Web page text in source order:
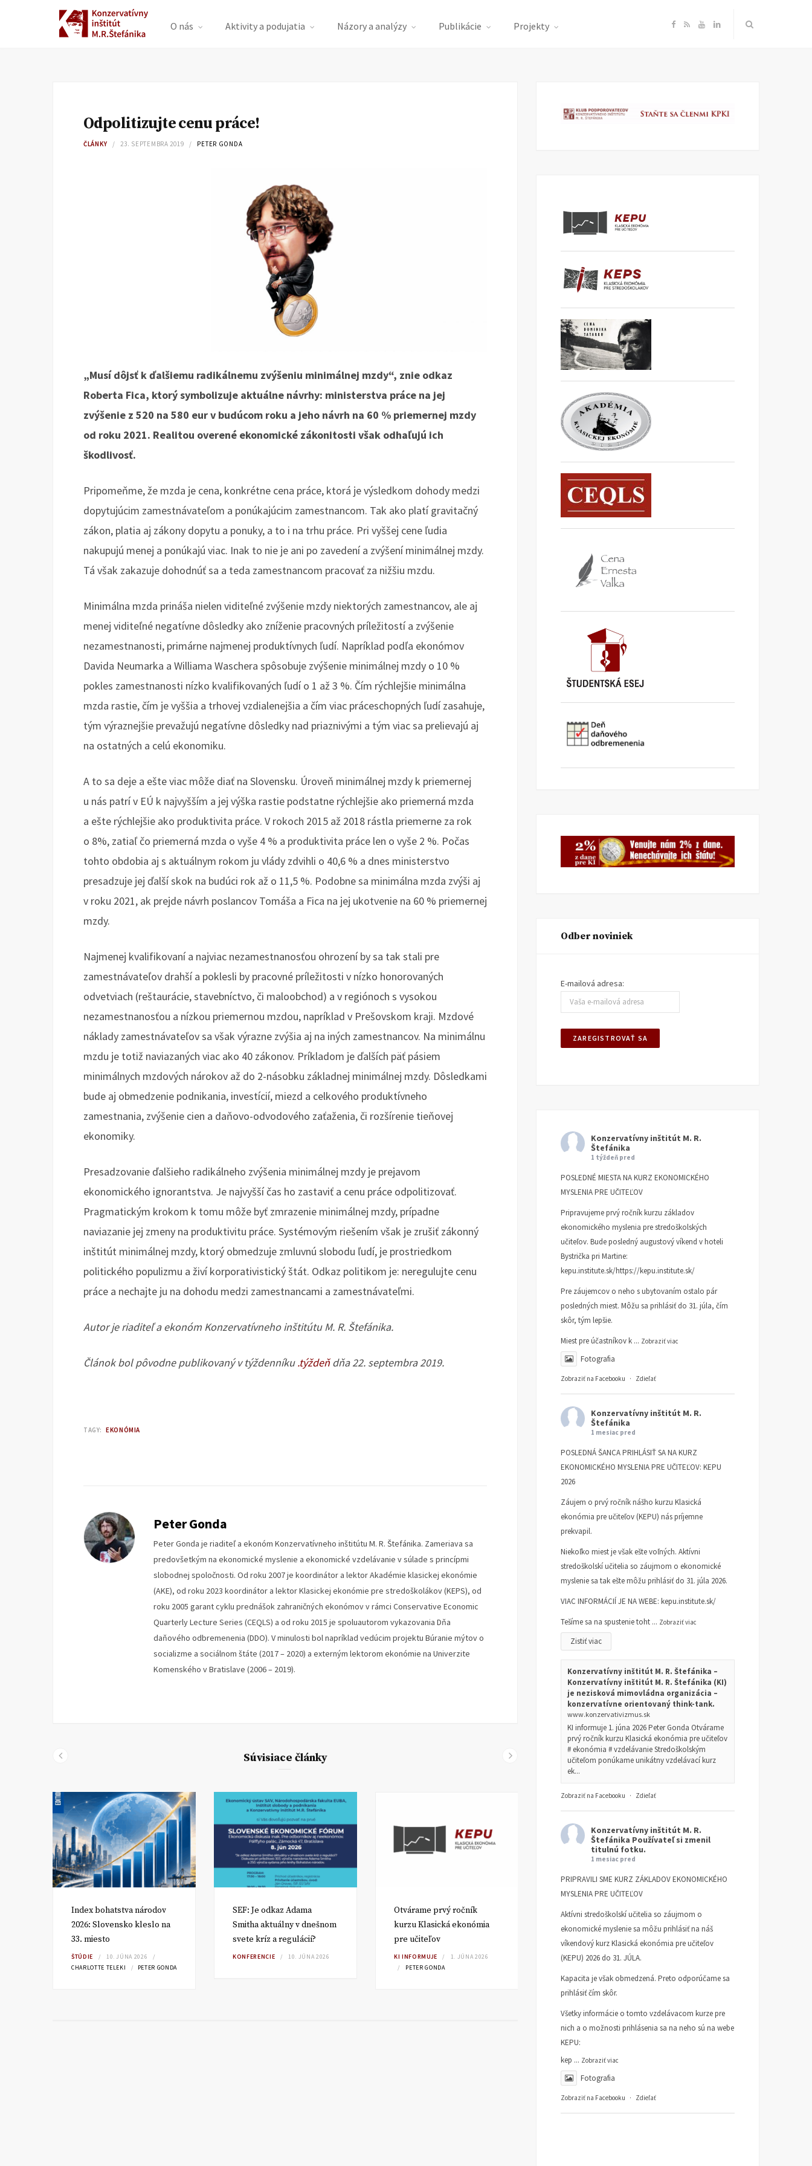
O nás Aktivity a podujatia Názory a analýzy Publikácie Projekty F
e
R Y
T
L
k
Odpolitizujte cenu práce!
ČLÁNKY 23. SEPTEMBRA 2019 PETER GONDA
„Musí dôjsť k ďalšiemu radikálnemu zvýšeniu minimálnej mzdy“, znie odkaz
Roberta Fica, ktorý symbolizuje aktuálne návrhy: ministerstva práce na jej
zvýšenie z 520 na 580 eur v budúcom roku a jeho návrh na 60 % priemernej mzdy
od roku 2021. Realitou overené ekonomické zákonitosti však odhaľujú ich
škodlivosť.
Pripomeňme, že mzda je cena, konkrétne cena práce, ktorá je výsledkom dohody medzi
dopytujúcim zamestnávateľom a ponúkajúcim zamestnancom. Tak ako platí gravitačný
zákon, platia aj zákony dopytu a ponuky, a to i na trhu práce. Pri vyššej cene ľudia
nakupujú menej a ponúkajú viac. Inak to nie je ani po zavedení a zvýšení minimálnej mzdy.
Tá však zakazuje dohodnúť sa a teda zamestnancom pracovať za nižšiu mzdu.
Minimálna mzda prináša nielen viditeľné zvýšenie mzdy niektorých zamestnancov, ale aj
menej viditeľné negatívne dôsledky ako zníženie pracovných príležitostí a zvýšenie
nezamestnanosti, primárne najmenej produktívnych ľudí. Napríklad podľa ekonómov
Davida Neumarka a Williama Waschera spôsobuje zvýšenie minimálnej mzdy o 10 %
pokles zamestnanosti nízko kvalifikovaných ľudí o 1 až 3 %. Čím rýchlejšie minimálna
mzda rastie, čím je vyššia a trhovej vzdialenejšia a čím viac práceschopných ľudí zasahuje,
tým výraznejšie prevažujú negatívne dôsledky nad priaznivými a tým viac sa prelievajú aj
na ostatných a celú ekonomiku.
A to sa deje a ešte viac môže diať na Slovensku. Úroveň minimálnej mzdy k priemernej
u nás patrí v EÚ k najvyšším a jej výška rastie podstatne rýchlejšie ako priemerná mzda
a ešte rýchlejšie ako produktivita práce. V rokoch 2015 až 2018 rástla priemerne za rok
o 8%, zatiaľ čo priemerná mzda o vyše 4 % a produktivita práce len o vyše 2 %. Počas
tohto obdobia aj s aktuálnym rokom ju vlády zdvihli o 40,6 % a dnes ministerstvo
presadzuje jej ďalší skok na budúci rok až o 11,5 %. Podobne sa minimálna mzda zvýši aj
v roku 2021, ak prejde návrh poslancov Tomáša a Fica na jej ukotvenie na 60 % priemernej
mzdy.
Najmenej kvalifikovaní a najviac nezamestnanosťou ohrození by sa tak stali pre
zamestnávateľov drahší a poklesli by pracovné príležitosti v nízko honorovaných
odvetviach (reštaurácie, stavebníctvo, či maloobchod) a v regiónoch s vysokou
nezamestnanosťou a nízkou priemernou mzdou, napríklad v Prešovskom kraji. Mzdové
náklady zamestnávateľov sa však výrazne zvýšia aj na iných zamestnancov. Na minimálnu
mzdu je totiž naviazaných viac ako 40 zákonov. Príkladom je ďalších päť pásiem
minimálnych mzdových nárokov až do 2-násobku základnej minimálnej mzdy. Dôsledkami
bude aj obmedzenie podnikania, investícií, miezd a celkového produktívneho
zamestnania, zvýšenie cien a daňovo-odvodového zaťaženia, či rozšírenie tieňovej
ekonomiky.
Presadzovanie ďalšieho radikálneho zvýšenia minimálnej mzdy je prejavom
ekonomického ignorantstva. Je najvyšší čas ho zastaviť a cenu práce odpolitizovať.
Pragmatickým krokom k tomu môže byť zmrazenie minimálnej mzdy, prípadne
naviazanie jej zmeny na produktivitu práce. Systémovým riešením však je zrušiť zákonný
inštitút minimálnej mzdy, ktorý obmedzuje zmluvnú slobodu ľudí, je prostriedkom
politického populizmu a živí korporativistický štát. Odkaz politikom je: neregulujte cenu
práce a nechajte ju na dohodu medzi zamestnancami a zamestnávateľmi.
Autor je riaditeľ a ekonóm Konzervatívneho inštitútu M. R. Štefánika.
Článok bol pôvodne publikovaný v týždenníku.týždeňdňa 22. septembra 2019.
TAGY: EKONÓMIA
Peter Gonda
Peter Gonda je riaditeľ a ekonóm Konzervatívneho inštitútu M. R. Štefánika. Zameriava sa
predovšetkým na ekonomické myslenie a ekonomické vzdelávanie v súlade s princípmi
slobodnej spoločnosti. Od roku 2007 je koordinátor a lektor Akadémie klasickej ekonómie
(AKE), od roku 2023 koordinátor a lektor Klasickej ekonómie pre stredoškolákov (KEPS), od
roku 2005 garant cyklu prednášok zahraničných ekonómov v rámci Conservative Economic
Quarterly Lecture Series (CEQLS) a od roku 2015 je spoluautorom vykazovania Dňa
daňového odbremenenia (DDO). V minulosti bol napríklad vedúcim projektu Búranie mýtov o
socializme a sociálnom štáte (2017 – 2020) a externým lektorom ekonómie na Univerzite
Komenského v Bratislave (2006 – 2019).
Súvisiace články
Index bohatstva národov
2026: Slovensko kleslo na
33. miesto
ŠTÚDIE
10. JÚNA 2026
CHARLOTTE TELEKI
PETER GONDA
SEF: Je odkaz Adama
Smitha aktuálny v dnešnom
svete kríz a regulácií?
KONFERENCIE 10. JÚNA 2026
Otvárame prvý ročník
kurzu Klasická ekonómia
pre učiteľov
KI INFORMUJE
1. JÚNA 2026
PETER GONDA
Potrebujeme viac ľudí so
znalosťou základov
ekonomického myslenia
ČLÁNKY
16. APRÍLA 2026
Odber noviniek
E-mailová adresa:
Konzervatívny inštitút M. R.
Štefánika
1 týždeň pred
POSLEDNÉ MIESTA NA KURZ EKONOMICKÉHO
MYSLENIA PRE UČITEĽOV
Pripravujeme prvý ročník kurzu základov
ekonomického myslenia pre stredoškolských
učiteľov. Bude posledný augustový víkend v hoteli
Bystrička pri Martine:
kepu.institute.sk/https://kepu.institute.sk/
Pre záujemcov o neho s ubytovaním ostalo pár
posledných miest. Môžu sa prihlásiť do 31. júla, čím
skôr, tým lepšie.
Miest pre účastníkov k ... Zobraziť viac
Fotografia
Zobraziť na Facebooku · Zdieľať
Konzervatívny inštitút M. R.
Štefánika
1 mesiac pred
POSLEDNÁ ŠANCA PRIHLÁSIŤ SA NA KURZ
EKONOMICKÉHO MYSLENIA PRE UČITEĽOV: KEPU
2026
Záujem o prvý ročník nášho kurzu Klasická
ekonómia pre učiteľov (KEPU) nás príjemne
prekvapil.
Niekoľko miest je však ešte voľných. Aktívni
stredoškolskí učitelia so záujmom o ekonomické
myslenie sa tak ešte môžu prihlásiť do 31. júla 2026.
VIAC INFORMÁCIÍ JE NA WEBE: kepu.institute.sk/
Tešíme sa na spustenie toht ... Zobraziť viac
Zistiť viac
Konzervatívny inštitút M. R. Štefánika –
Konzervatívny inštitút M. R. Štefánika (KI)
je nezisková mimovládna organizácia –
konzervatívne orientovaný think-tank.
www.konzervativizmus.sk
KI informuje 1. júna 2026 Peter Gonda Otvárame
prvý ročník kurzu Klasická ekonómia pre učiteľov
# ekonómia # vzdelávanie Stredoškolským
učiteľom ponúkame unikátny vzdelávací kurz
ek...
Zobraziť na Facebooku · Zdieľať
Konzervatívny inštitút M. R.
Štefánika Používateľ si zmenil
titulnú fotku.
1 mesiac pred
PRIPRAVILI SME KURZ ZÁKLADOV EKONOMICKÉHO
MYSLENIA PRE UČITEĽOV
Aktívni stredoškolskí učitelia so záujmom o
ekonomické myslenie sa môžu prihlásiť na náš
víkendový kurz Klasická ekonómia pre učiteľov
(KEPU) 2026 do 31. JÚLA.
Kapacita je však obmedzená. Preto odporúčame sa
prihlásiť čím skôr.
Všetky informácie o tomto vzdelávacom kurze pre
nich a o možnosti prihlásenia sa na neho sú na webe
KEPU:
kep ... Zobraziť viac
Fotografia
Zobraziť na Facebooku · Zdieľať